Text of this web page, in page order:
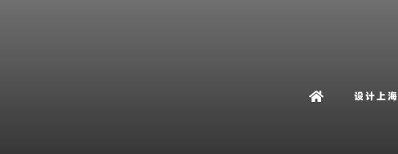
设计上海